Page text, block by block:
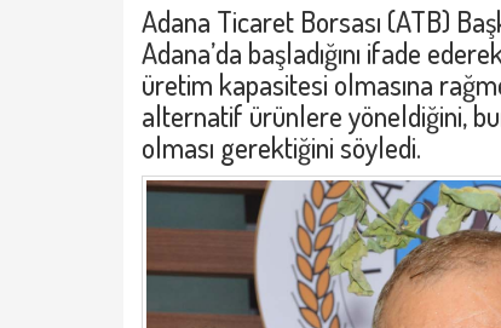
Adana Ticaret Borsası (ATB)
Adana’da başladığını ifade
üretim kapasitesi olmasına
alternatif ürünlere yöneldiğini,
olması gerektiğini söyledi.